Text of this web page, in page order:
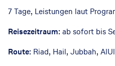
7 Tage, Leistungen laut
Reisezeitraum: ab sofort bis
Route: Riad, Hail, Jubbah,